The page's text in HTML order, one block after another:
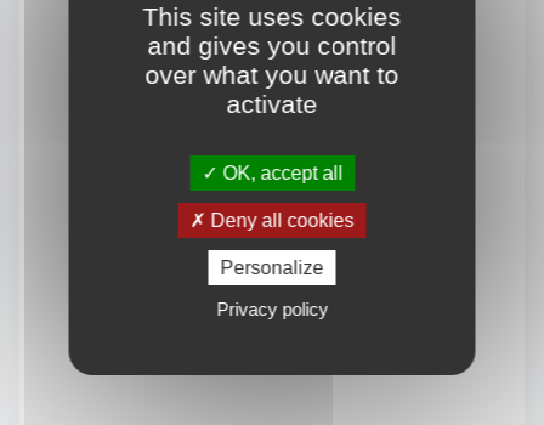
This site uses cookies
and gives you control
over what you want to
activate
OK, accept all
Deny all cookies
Personalize
Privacy policy